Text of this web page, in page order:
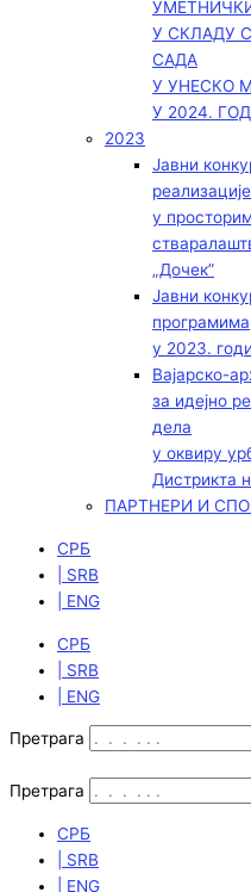
У СКЛАДУ
САДА
У УНЕСКО
У 2024.
2023
Јавни
у
„Дочек”
Јавни
програмима
у 2023.
Вајарско-
за идејно
дела
у оквиру
Дистрикта
ПАРТНЕРИ И
СРБ
| SRB
| ENG
СРБ
| SRB
| ENG
Претрага
Претрага
СРБ
| SRB
| ENG